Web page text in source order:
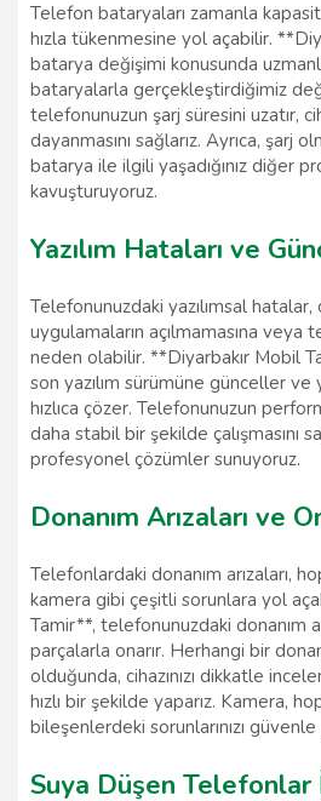
Telefon bataryaları zamanla
hızla tükenmesine yol açabilir.
batarya değişimi konusunda
bataryalarla gerçekleştirdiğimiz
telefonunuzun şarj süresini uzatır,
dayanmasını sağlarız. Ayrıca, şarj
batarya ile ilgili yaşadığınız diğer
kavuşturuyoruz.
Yazılım Hataları ve
Telefonunuzdaki yazılımsal hatalar,
uygulamaların açılmamasına veya
neden olabilir. **Diyarbakır Mobil
son yazılım sürümüne günceller ve
hızlıca çözer. Telefonunuzun
daha stabil bir şekilde çalışmasını
profesyonel çözümler sunuyoruz.
Donanım Arızaları ve
Telefonlardaki donanım arızaları,
kamera gibi çeşitli sorunlara yol
Tamir**, telefonunuzdaki donanım
parçalarla onarır. Herhangi bir
olduğunda, cihazınızı dikkatle
hızlı bir şekilde yaparız. Kamera,
bileşenlerdeki sorunlarınızı
Suya Düşen Telefonlar